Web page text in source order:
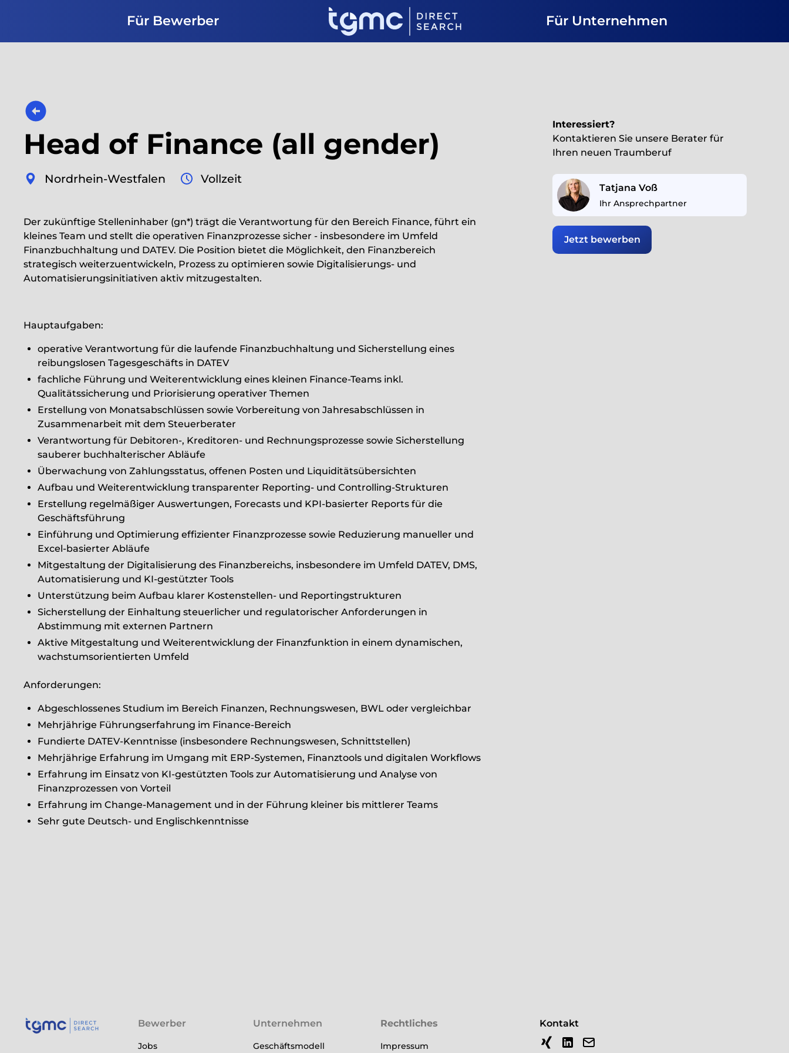
Für Bewerber Für Unternehmen
Head of Finance (all gender)
Nordrhein-Westfalen Vollzeit
Der zukünftige Stelleninhaber (gn*) trägt die Verantwortung für den Bereich Finance, führt ein
kleines Team und stellt die operativen Finanzprozesse sicher - insbesondere im Umfeld
Finanzbuchhaltung und DATEV. Die Position bietet die Möglichkeit, den Finanzbereich
strategisch weiterzuentwickeln, Prozess zu optimieren sowie Digitalisierungs- und
Automatisierungsinitiativen aktiv mitzugestalten.
Hauptaufgaben:
operative Verantwortung für die laufende Finanzbuchhaltung und Sicherstellung eines
reibungslosen Tagesgeschäfts in DATEV
fachliche Führung und Weiterentwicklung eines kleinen Finance-Teams inkl.
Qualitätssicherung und Priorisierung operativer Themen
Erstellung von Monatsabschlüssen sowie Vorbereitung von Jahresabschlüssen in
Zusammenarbeit mit dem Steuerberater
Verantwortung für Debitoren-, Kreditoren- und Rechnungsprozesse sowie Sicherstellung
sauberer buchhalterischer Abläufe
Überwachung von Zahlungsstatus, offenen Posten und Liquiditätsübersichten
Aufbau und Weiterentwicklung transparenter Reporting- und Controlling-Strukturen
Erstellung regelmäßiger Auswertungen, Forecasts und KPI-basierter Reports für die
Geschäftsführung
Einführung und Optimierung effizienter Finanzprozesse sowie Reduzierung manueller und
Excel-basierter Abläufe
Mitgestaltung der Digitalisierung des Finanzbereichs, insbesondere im Umfeld DATEV, DMS,
Automatisierung und KI-gestützter Tools
Unterstützung beim Aufbau klarer Kostenstellen- und Reportingstrukturen
Sicherstellung der Einhaltung steuerlicher und regulatorischer Anforderungen in
Abstimmung mit externen Partnern
Aktive Mitgestaltung und Weiterentwicklung der Finanzfunktion in einem dynamischen,
wachstumsorientierten Umfeld
Anforderungen:
Abgeschlossenes Studium im Bereich Finanzen, Rechnungswesen, BWL oder vergleichbar
Mehrjährige Führungserfahrung im Finance-Bereich
Fundierte DATEV-Kenntnisse (insbesondere Rechnungswesen, Schnittstellen)
Mehrjährige Erfahrung im Umgang mit ERP-Systemen, Finanztools und digitalen Workflows
Erfahrung im Einsatz von KI-gestützten Tools zur Automatisierung und Analyse von
Finanzprozessen von Vorteil
Erfahrung im Change-Management und in der Führung kleiner bis mittlerer Teams
Sehr gute Deutsch- und Englischkenntnisse
Interessiert?
Kontaktieren Sie unsere Berater für
Ihren neuen Traumberuf
Tatjana Voß
Ihr Ansprechpartner
Jetzt bewerben
Bewerber
Jobs
Unternehmen
Geschäftsmodell
Rechtliches
Impressum
Kontakt